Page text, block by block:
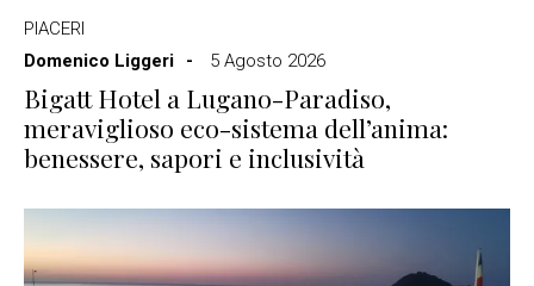
PIACERI
Domenico Liggeri
5 Agosto 2026
Bigatt Hotel a Lugano-Paradiso,
meraviglioso eco-sistema dell’anima:
benessere, sapori e inclusività